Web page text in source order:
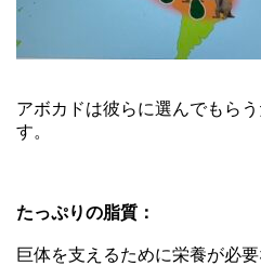
アボカドは彼らに選んでもら
す。
たっぷりの脂質：
巨体を支えるために栄養が必